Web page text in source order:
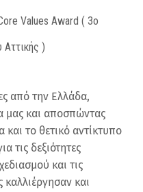
Values Award ( 3ο
Αττικής )
από την Ελλάδα,
μας και αποσπώντας
και το θετικό αντίκτυπο
τις δεξιότητες
και τις
καλλιέργησαν και